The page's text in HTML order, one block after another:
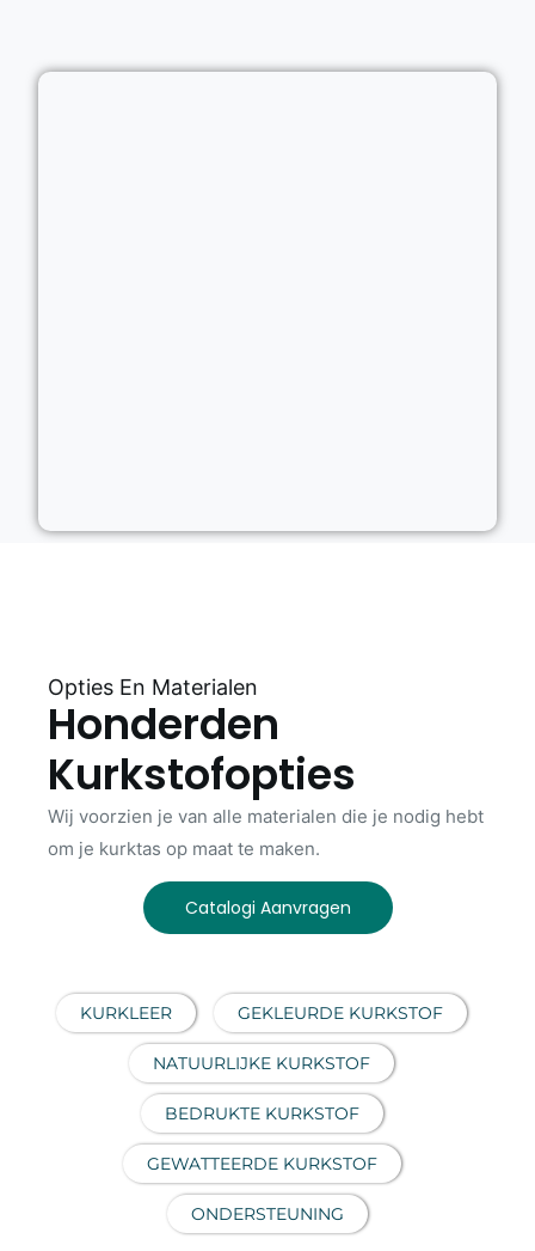
Opties En Materialen
Honderden
Kurkstofopties
Wij voorzien je van alle materialen die je nodig hebt
om je kurktas op maat te maken.
Catalogi Aanvragen
KURKLEER GEKLEURDE KURKSTOF
NATUURLIJKE KURKSTOF
BEDRUKTE KURKSTOF
GEWATTEERDE KURKSTOF
ONDERSTEUNING